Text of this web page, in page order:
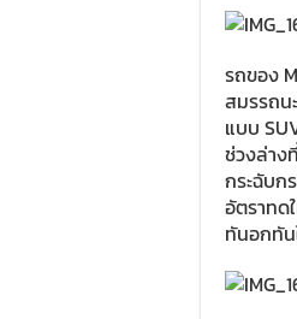
รถของ
สมรรถน
แบบ
ช่วงล่าง
กระฉับก
อัตราทด
ทันอกทัน